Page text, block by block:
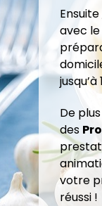
avec le
De
des
votre
réussi !